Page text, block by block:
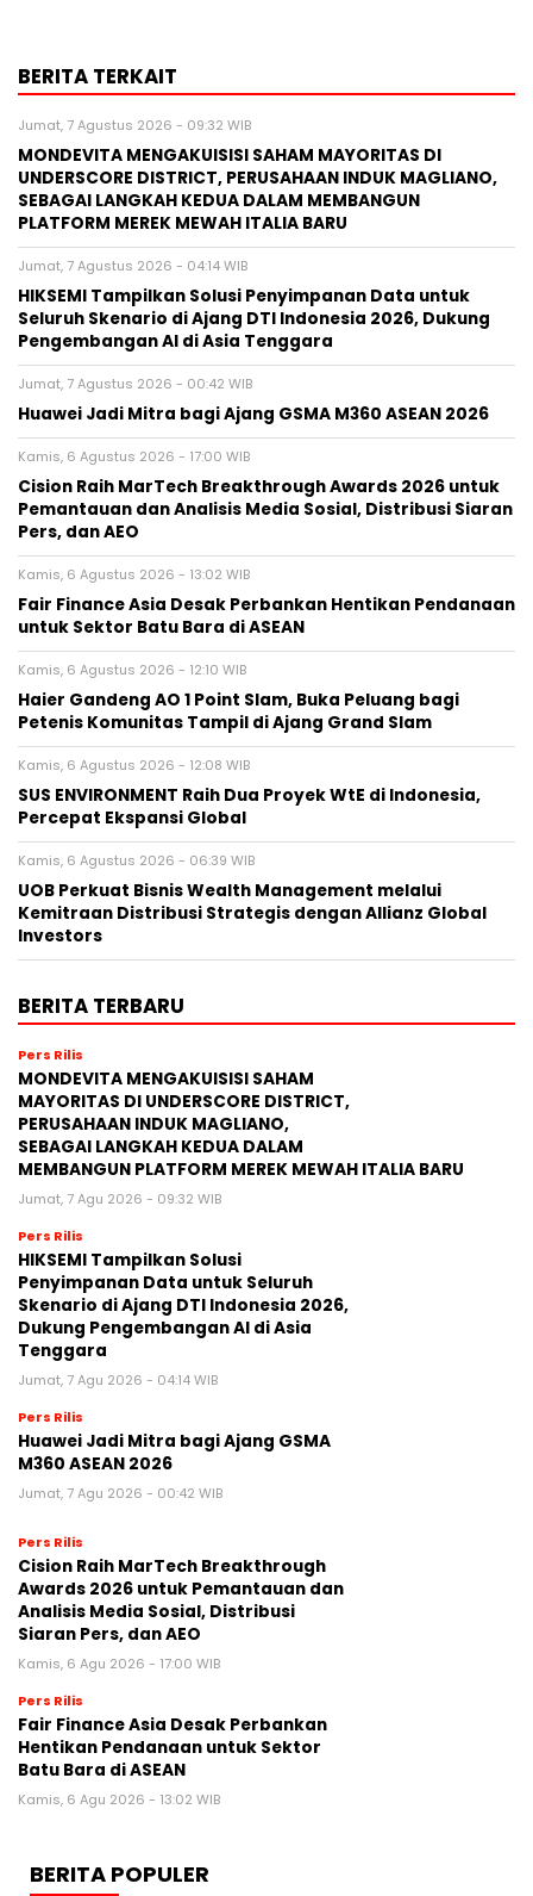
BERITA TERKAIT
Jumat, 7 Agustus 2026 - 09:32 WIB
MONDEVITA MENGAKUISISI SAHAM MAYORITAS DI
UNDERSCORE DISTRICT, PERUSAHAAN INDUK MAGLIANO,
SEBAGAI LANGKAH KEDUA DALAM MEMBANGUN
PLATFORM MEREK MEWAH ITALIA BARU
Jumat, 7 Agustus 2026 - 04:14 WIB
HIKSEMI Tampilkan Solusi Penyimpanan Data untuk
Seluruh Skenario di Ajang DTI Indonesia 2026, Dukung
Pengembangan AI di Asia Tenggara
Jumat, 7 Agustus 2026 - 00:42 WIB
Huawei Jadi Mitra bagi Ajang GSMA M360 ASEAN 2026
Kamis, 6 Agustus 2026 - 17:00 WIB
Cision Raih MarTech Breakthrough Awards 2026 untuk
Pemantauan dan Analisis Media Sosial, Distribusi Siaran
Pers, dan AEO
Kamis, 6 Agustus 2026 - 13:02 WIB
Fair Finance Asia Desak Perbankan Hentikan Pendanaan
untuk Sektor Batu Bara di ASEAN
Kamis, 6 Agustus 2026 - 12:10 WIB
Haier Gandeng AO 1 Point Slam, Buka Peluang bagi
Petenis Komunitas Tampil di Ajang Grand Slam
Kamis, 6 Agustus 2026 - 12:08 WIB
SUS ENVIRONMENT Raih Dua Proyek WtE di Indonesia,
Percepat Ekspansi Global
Kamis, 6 Agustus 2026 - 06:39 WIB
UOB Perkuat Bisnis Wealth Management melalui
Kemitraan Distribusi Strategis dengan Allianz Global
Investors
BERITA TERBARU
Pers Rilis
MONDEVITA MENGAKUISISI SAHAM
MAYORITAS DI UNDERSCORE DISTRICT,
PERUSAHAAN INDUK MAGLIANO,
SEBAGAI LANGKAH KEDUA DALAM
MEMBANGUN PLATFORM MEREK MEWAH ITALIA BARU
Jumat, 7 Agu 2026 - 09:32 WIB
Pers Rilis
HIKSEMI Tampilkan Solusi
Penyimpanan Data untuk Seluruh
Skenario di Ajang DTI Indonesia 2026,
Dukung Pengembangan AI di Asia
Tenggara
Jumat, 7 Agu 2026 - 04:14 WIB
Pers Rilis
Huawei Jadi Mitra bagi Ajang GSMA
M360 ASEAN 2026
Jumat, 7 Agu 2026 - 00:42 WIB
Pers Rilis
Cision Raih MarTech Breakthrough
Awards 2026 untuk Pemantauan dan
Analisis Media Sosial, Distribusi
Siaran Pers, dan AEO
Kamis, 6 Agu 2026 - 17:00 WIB
Pers Rilis
Fair Finance Asia Desak Perbankan
Hentikan Pendanaan untuk Sektor
Batu Bara di ASEAN
Kamis, 6 Agu 2026 - 13:02 WIB
BERITA POPULER